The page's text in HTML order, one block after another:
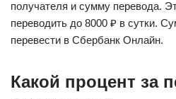
получателя и сумму перевода.
переводить до 8000 ₽ в сутки.
перевести в Сбербанк Онлайн.
Какой процент за